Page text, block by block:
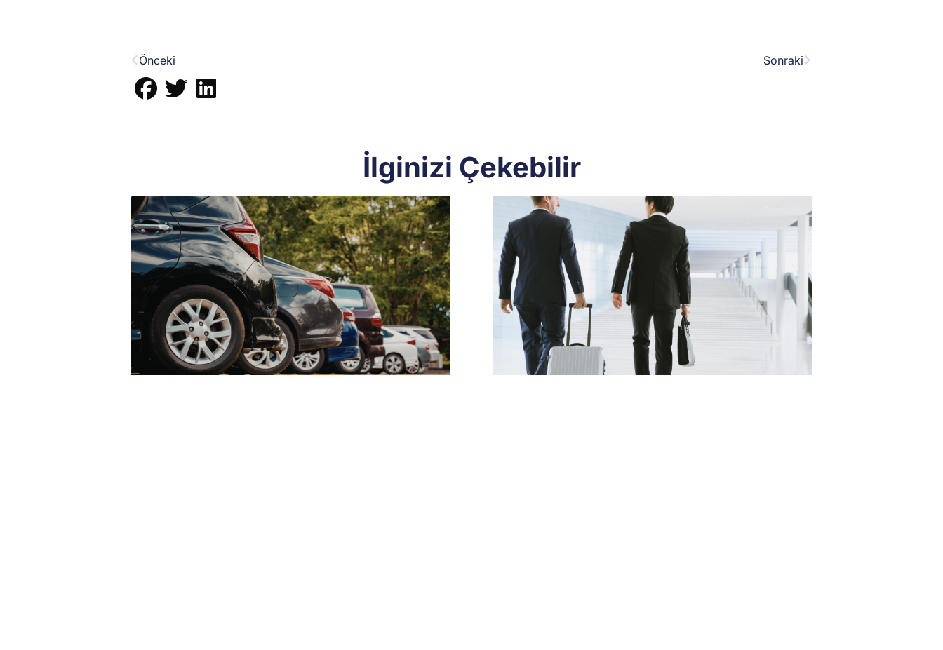
Önceki
Sonraki
İlginizi Çekebilir